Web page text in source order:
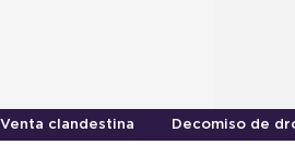
Venta clandestina Decomiso de